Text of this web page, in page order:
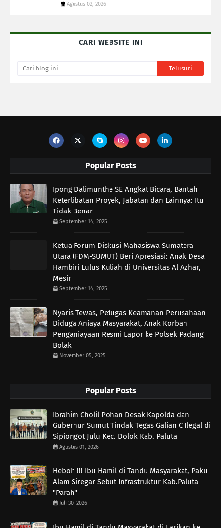
Agustus 02, 2026
CARI WEBSITE INI
Popular Posts
Ipong Dalimunthe SE Angkat Bicara, Bantah
Keterlibatan Proyek, Jabatan dan Lainnya: Itu
Tidak Benar
September 14, 2025
Ketua Forum Diskusi Mahasiswa Sumatera
Utara (FDM-SUMUT) Beri Apresiasi: Anak Desa
Hambiri Lulus Kuliah di Universitas Al Azhar,
Mesir
September 14, 2025
Nyaris Tewas, Petugas Keamanan Perusahaan
Diduga Aniaya Masyarakat, Anak Korban
Penganiayaan Resmi Lapor ke Polsek Padang
Bolak
November 05, 2025
Popular Posts
Ibrahim Cholil Pohan Desak Kapolda dan
Gubernur Sumut Tindak Tegas Galian C Ilegal di
Sipiongot Julu Kec. Dolok Kab. Paluta
Agustus 01, 2026
Heboh !!! Ibu Hamil di Tandu Masyarakat, Paku
Alam Siregar Sebut Infrastruktur Kab.Paluta
"Parah"
Juli 30, 2026